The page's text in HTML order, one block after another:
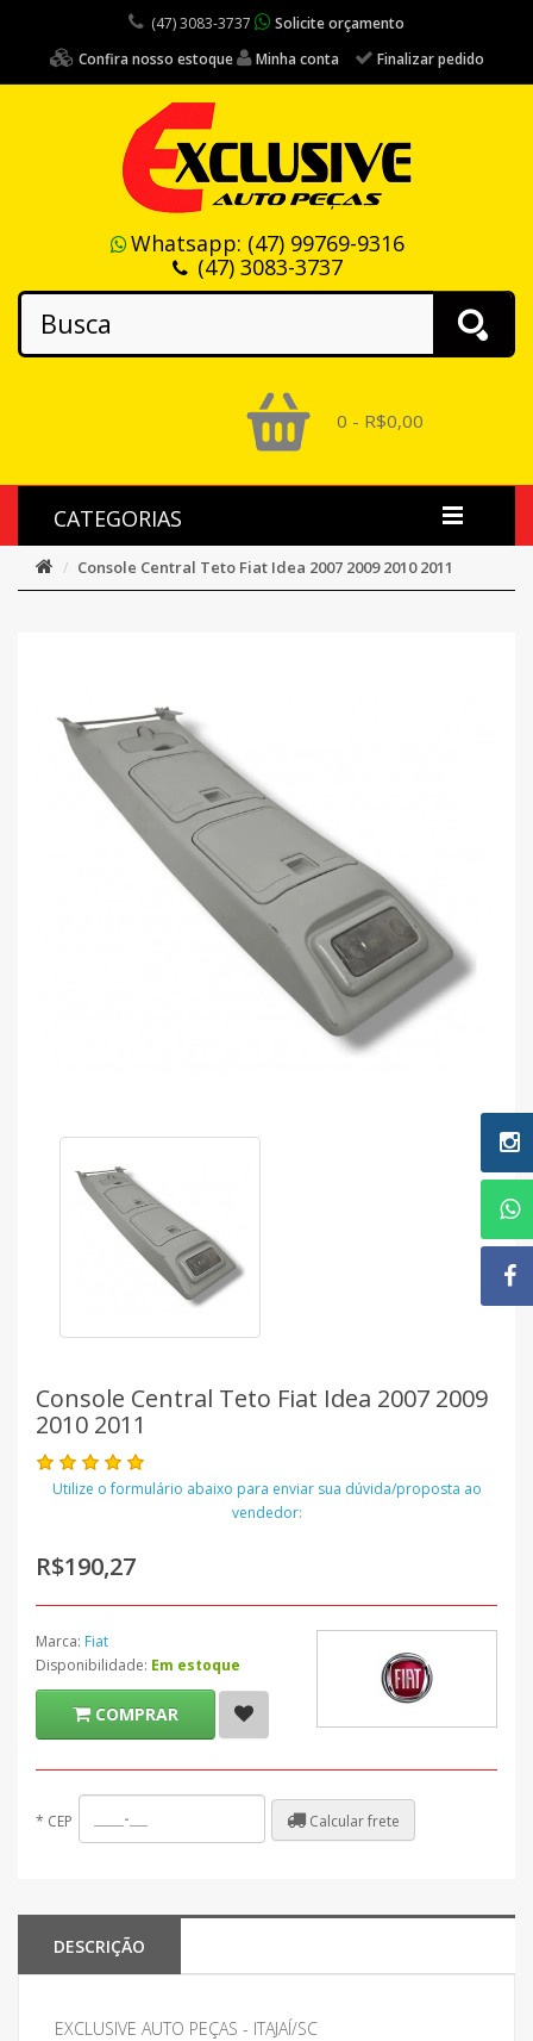
(47) 3083-3737
Solicite orçamento
Confira nosso estoque
Minha conta Finalizar pedido
Whatsapp: (47) 99769-9316
(47) 3083-3737
0 - R$0,00
CATEGORIAS
Console Central Teto Fiat Idea 2007 2009 2010 2011
Console Central Teto Fiat Idea 2007 2009
2010 2011
Utilize o formulário abaixo para enviar sua dúvida/proposta ao
vendedor:
R$190,27
Marca: Fiat
Disponibilidade: Em estoque
COMPRAR
* CEP Calcular frete
DESCRIÇÃO
EXCLUSIVE AUTO PEÇAS - ITAJAÍ/SC